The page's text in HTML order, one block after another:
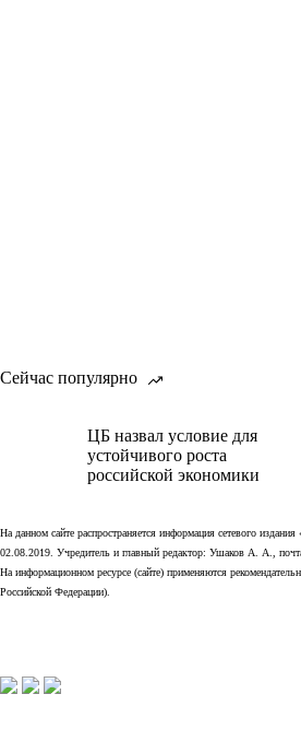
Сейчас популярно
ЦБ назвал условие для
устойчивого роста
российской экономики
На данном сайте распространяется информация сетевого
02.08.2019. Учредитель и главный редактор: Ушаков А. А.,
На информационном ресурсе (сайте) применяются
Российской Федерации).